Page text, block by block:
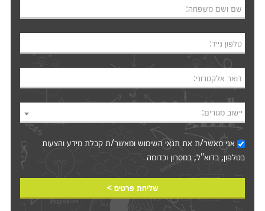
שם ושם משפחה:
טלפון נייד:
דואר אלקטרוני:
יישוב מגורים:
אני מאשר/ת אתתנאי השימושומאשר/ת קבלת מידע והצעות
בטלפון, בדוא"ל, במסרון וכדומה‎‎
שליחת פרטים >